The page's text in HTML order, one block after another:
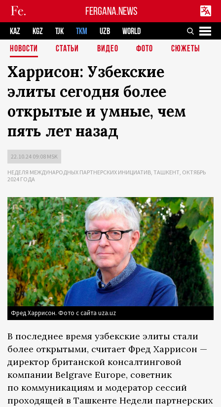
FERGANA.NEWS
KAZ KGZ TJK TKM UZB
WORLD
НОВОСТИ
СТАТЬИ ВИДЕО ФОТО СЮЖЕТЫ
Харрисон: Узбекские
элиты сегодня более
открытые и умные, чем
пять лет назад
22.10.24 09:08 MSK
НЕДЕЛЯ МЕЖДУНАРОДНЫХ ПАРТНЕРСКИХ ИНИЦИАТИВ, ТАШКЕНТ, ОКТЯБРЬ
2024 ГОДА
Фред Харрисон. Фото с сайта uza.uz
В последнее время узбекские элиты стали
более открытыми, считает Фред Харрисон —
директор британской консалтинговой
компании Belgrave Europe, советник
по коммуникациям и модератор сессий
проходящей в Ташкенте Недели партнерских